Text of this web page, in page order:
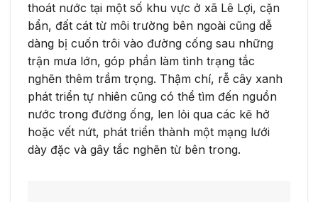
thoát nước tại một số khu vực ở xã Lê Lợi, cặn
bẩn, đất cát từ môi trường bên ngoài cũng dễ
dàng bị cuốn trôi vào đường cống sau những
trận mưa lớn, góp phần làm tình trạng tắc
nghẽn thêm trầm trọng. Thậm chí, rễ cây xanh
phát triển tự nhiên cũng có thể tìm đến nguồn
nước trong đường ống, len lỏi qua các kẽ hở
hoặc vết nứt, phát triển thành một mạng lưới
dày đặc và gây tắc nghẽn từ bên trong.